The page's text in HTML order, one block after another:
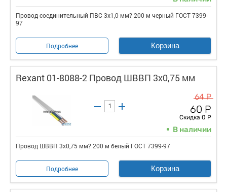
Провод соединительный ПВС 3x1,0 мм? 200 м черный ГОСТ 7399-
97
Подробнее Корзина
Rexant 01-8088-2 Провод ШВВП 3х0,75 мм
64 Р
60 Р
Скидка 0 Р
В наличии
Провод ШВВП 3х0,75 мм? 200 м белый ГОСТ 7399-97
Подробнее Корзина